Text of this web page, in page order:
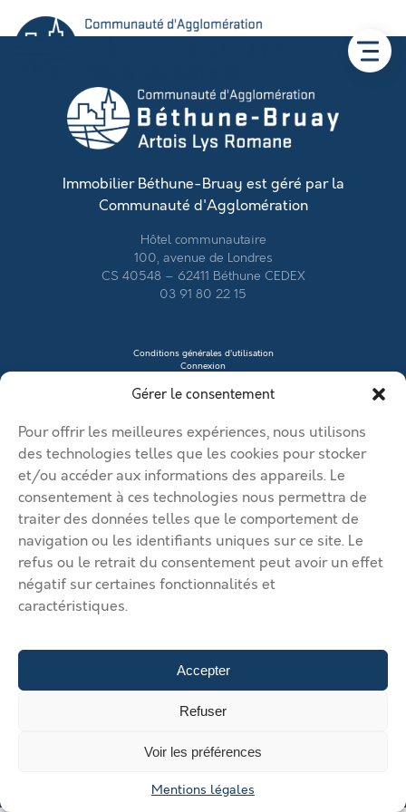
Gérer le consentement
Pour offrir les meilleures expériences, nous utilisons
des technologies telles que les cookies pour stocker
et/ou accéder aux informations des appareils. Le
consentement à ces technologies nous permettra de
traiter des données telles que le comportement de
navigation ou les identifiants uniques sur ce site. Le
refus ou le retrait du consentement peut avoir un effet
négatif sur certaines fonctionnalités et
caractéristiques.
Accepter
Refuser
Voir les préférences
Mentions légales
Immobilier Béthune-Bruay est géré par la
Communauté d'Agglomération
Hôtel communautaire
100, avenue de Londres
CS 40548 – 62411 Béthune CEDEX
03 91 80 22 15
Conditions générales d’utilisation
Connexion
Créer mon profil
Mentions légales
Modifier mon annonce
Mon compte
Nous contacter
RGPD
© 2026 Immobilier Béthune Bruay. Tous droits réservés.
Vos solutions d’implantation dans l’agglomération Béthune Bruay
Artois Lys Romane
Vos solutions d’implantation dans
l’agglomération Béthune Bruay Artois Lys Romane
d’implantation dans l’agglomération Béthune Bruay Artois Lys
Gérer mes annonces